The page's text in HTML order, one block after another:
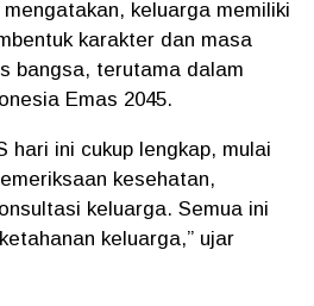
keluarga memiliki
karakter dan masa
bangsa, terutama dalam
Emas 2045.
hari ini cukup lengkap, mulai
kesehatan,
keluarga. Semua ini
keluarga,” ujar